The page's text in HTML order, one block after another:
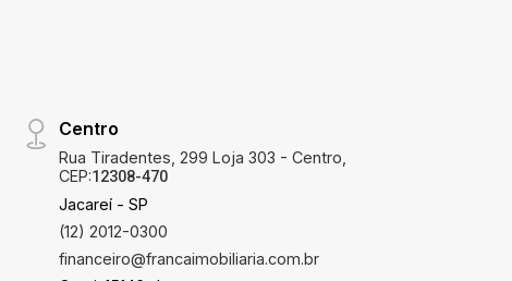
Centro
Rua Tiradentes, 299 Loja 303 - Centro,
CEP:12308-470
Jacareí - SP
(12) 2012-0300
financeiro@francaimobiliaria.com.br